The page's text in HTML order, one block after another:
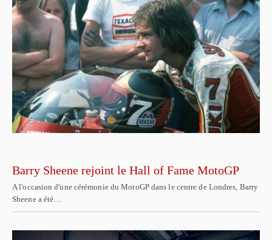
Barry Sheene rejoint le Hall of Fame MotoGP
A l'occasion d'une cérémonie du MotoGP dans le centre de Londres, Barry
Sheene a été…